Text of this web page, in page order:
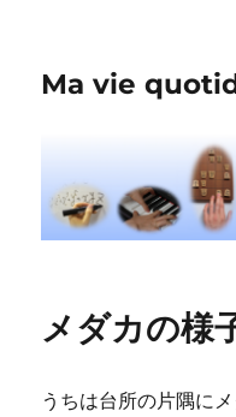
Ma vie
メダカの様
うちは台所の片隅に